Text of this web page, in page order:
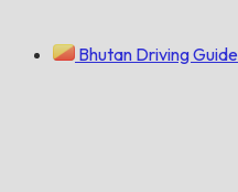
Bhutan Driving Guide